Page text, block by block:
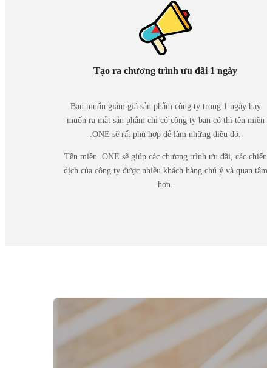
Tạo ra chương trình ưu đãi 1 ngày
Bạn muốn giảm giá sản phẩm công ty trong 1 ngày hay
muốn ra mắt sản phẩm chỉ có công ty bạn có thì tên miền
.ONE sẽ rất phù hợp để làm những điều đó.
Tên miền .ONE sẽ giúp các chương trình ưu đãi, các chiến
dịch của công ty được nhiều khách hàng chú ý và quan tâm
hơn.